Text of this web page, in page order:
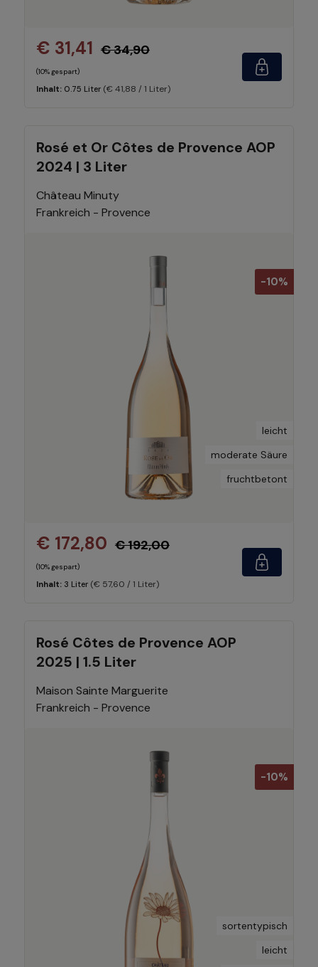
€ 31,41 € 34,90
(10% gespart)
Inhalt: 0.75 Liter (€ 41,88 / 1 Liter)
Rosé et Or Côtes de Provence AOP
2024 | 3 Liter
Château Minuty
Frankreich - Provence
-10%
leicht
moderate Säure
fruchtbetont
€ 172,80 € 192,00
(10% gespart)
Inhalt: 3 Liter (€ 57,60 / 1 Liter)
Rosé Côtes de Provence AOP
2025 | 1.5 Liter
Maison Sainte Marguerite
Frankreich - Provence
-10%
sortentypisch
leicht